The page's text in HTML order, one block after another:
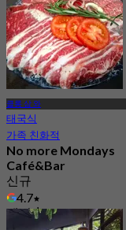
클롱 삼 와
태국식
가족 친화적
No more Mondays
Café&Bar
신규
4.7
에서฿ 345